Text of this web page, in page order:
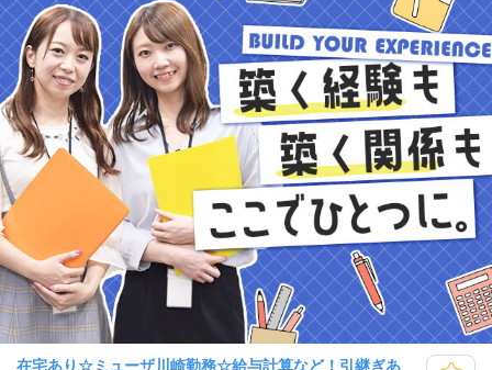
在宅あり☆ミューザ川崎勤務☆給与計算など！引継ぎあ